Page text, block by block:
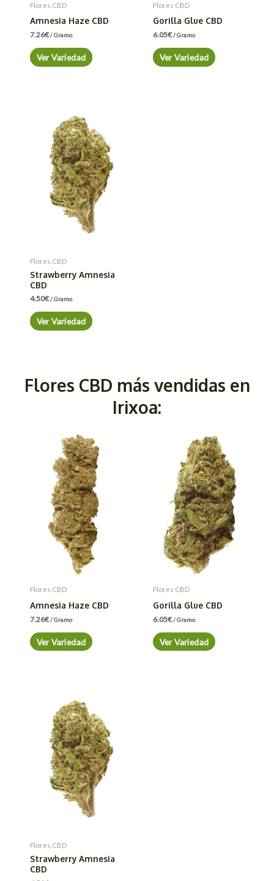
Flores CBD
Amnesia Haze CBD
7.26€/ Gramo
Ver Variedad
Flores CBD
Gorilla Glue CBD
6.05€/ Gramo
Ver Variedad
Flores CBD
Strawberry Amnesia
CBD
4.50€/ Gramo
Ver Variedad
Flores CBD más vendidas en
Irixoa:
Flores CBD
Amnesia Haze CBD
7.26€/ Gramo
Ver Variedad
Flores CBD
Gorilla Glue CBD
6.05€/ Gramo
Ver Variedad
Flores CBD
Strawberry Amnesia
CBD